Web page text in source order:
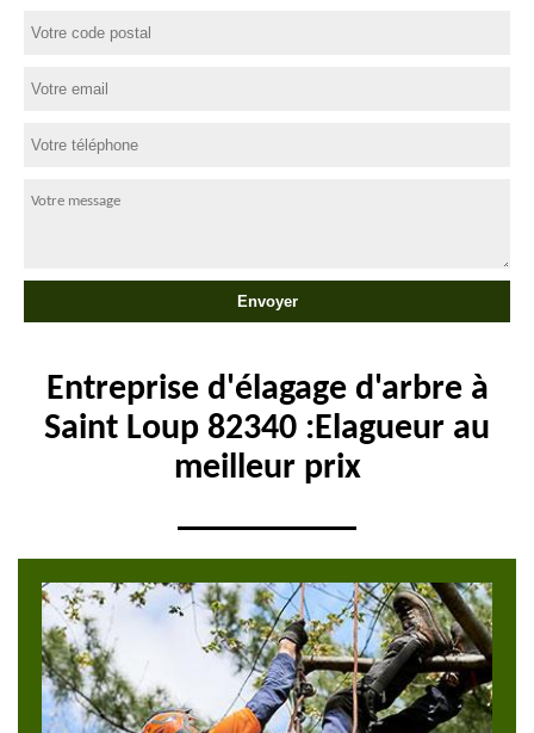
Entreprise d'élagage d'arbre à
Saint Loup 82340 :Elagueur au
meilleur prix